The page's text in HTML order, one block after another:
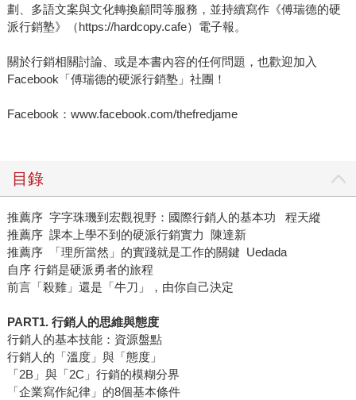
劃、多語文案與文化轉換顧問等服務，並持續寫作《傅瑞德的硬
派行銷塾》（https://hardcopy.cafe）電子報。
關於行銷相關討論、或是本書內容的任何問題，也歡迎加入
Facebook「傅瑞德的硬派行銷塾」社團！
Facebook：www.facebook.com/thefredjame
目錄
推薦序 字字珠璣到宏觀視野：國際行銷人的基本功 程天縱
推薦序 課本上學不到的硬派行銷實力 陳達新
推薦序 「理所當然」的實踐就是工作的關鍵 Uedada
自序 行銷是硬派勇者的旅程
前言「殺雞」還是「牛刀」，由你自己決定
PART1. 行銷人的思維與態度
行銷人的基本技能：資源盤點
行銷人的「溫度」與「態度」
「2B」與「2C」行銷的模糊分界
「企業寫作紀律」的8個基本條件